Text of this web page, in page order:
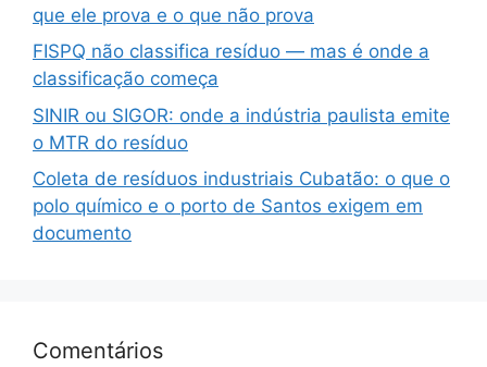
que ele prova e o que não prova
FISPQ não classifica resíduo — mas é onde a
classificação começa
SINIR ou SIGOR: onde a indústria paulista emite
o MTR do resíduo
Coleta de resíduos industriais Cubatão: o que o
polo químico e o porto de Santos exigem em
documento
Comentários